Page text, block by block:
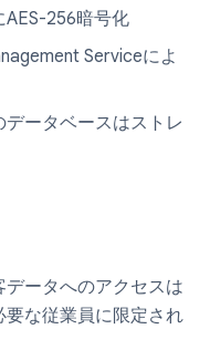
256暗号化
Serviceによ
ータベースはストレ
ータへのアクセスは
な従業員に限定され